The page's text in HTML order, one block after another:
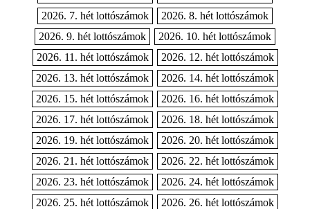
2026. 7. hét lottószámok
2026. 8. hét lottószámok
2026. 9. hét lottószámok
2026. 10. hét lottószámok
2026. 11. hét lottószámok
2026. 12. hét lottószámok
2026. 13. hét lottószámok
2026. 14. hét lottószámok
2026. 15. hét lottószámok
2026. 16. hét lottószámok
2026. 17. hét lottószámok
2026. 18. hét lottószámok
2026. 19. hét lottószámok
2026. 20. hét lottószámok
2026. 21. hét lottószámok
2026. 22. hét lottószámok
2026. 23. hét lottószámok
2026. 24. hét lottószámok
2026. 25. hét lottószámok
2026. 26. hét lottószámok